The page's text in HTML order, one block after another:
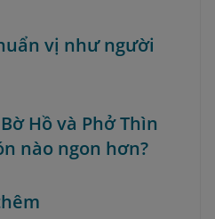
vị như người
Hồ và Phở Thìn
nào ngon hơn?